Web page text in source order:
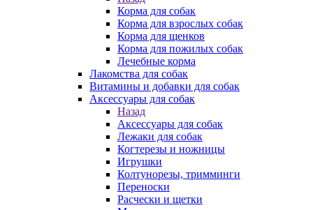
Корма для собак
Корма для взрослых собак
Корма для щенков
Корма для пожилых собак
Лечебные корма
Лакомства для собак
Витамины и добавки для собак
Аксессуары для собак
Назад
Аксессуары для собак
Лежаки для собак
Когтерезы и ножницы
Игрушки
Колтунорезы, тримминги
Переноски
Расчески и щетки